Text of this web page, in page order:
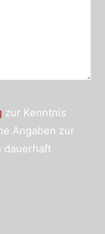
zur Kenntnis
Angaben zur
dauerhaft